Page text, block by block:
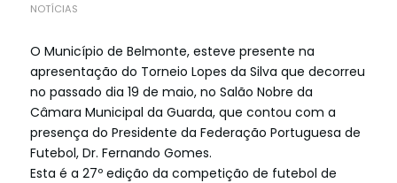
NOTÍCIAS
O Município de Belmonte, esteve presente na
apresentação do Torneio Lopes da Silva que decorreu
no passado dia 19 de maio, no Salão Nobre da
Câmara Municipal da Guarda, que contou com a
presença do Presidente da Federação Portuguesa de
Futebol, Dr. Fernando Gomes.
Esta é a 27º edição da competição de futebol de